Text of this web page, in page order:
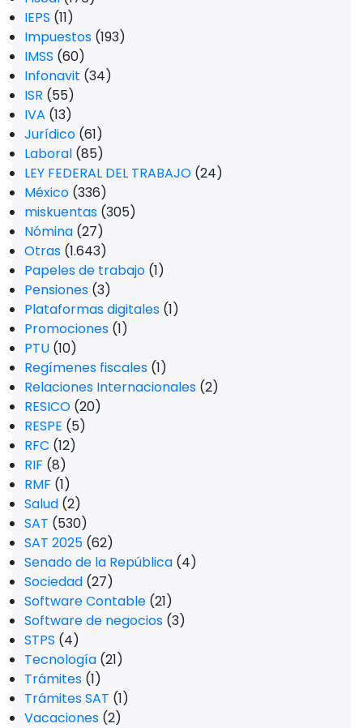
IEPS (11)
Impuestos (193)
IMSS (60)
Infonavit (34)
ISR (55)
IVA (13)
Jurídico (61)
Laboral (85)
LEY FEDERAL DEL TRABAJO (24)
México (336)
miskuentas (305)
Nómina (27)
Otras (1.643)
Papeles de trabajo (1)
Pensiones (3)
Plataformas digitales (1)
Promociones (1)
PTU (10)
Regímenes fiscales (1)
Relaciones Internacionales (2)
RESICO (20)
RESPE (5)
RFC (12)
RIF (8)
RMF (1)
Salud (2)
SAT (530)
SAT 2025 (62)
Senado de la República (4)
Sociedad (27)
Software Contable (21)
Software de negocios (3)
STPS (4)
Tecnología (21)
Trámites (1)
Trámites SAT (1)
Vacaciones (2)